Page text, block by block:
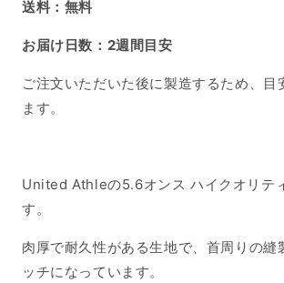
送料：無料
お届け日数：2週間目安
ご注文いただいた後に製造するため、目
ます。
United Athleの5.6オンス ハイクオリテ
す。
肉厚で耐久性がある生地で、首周りの縫
ッチになっています。